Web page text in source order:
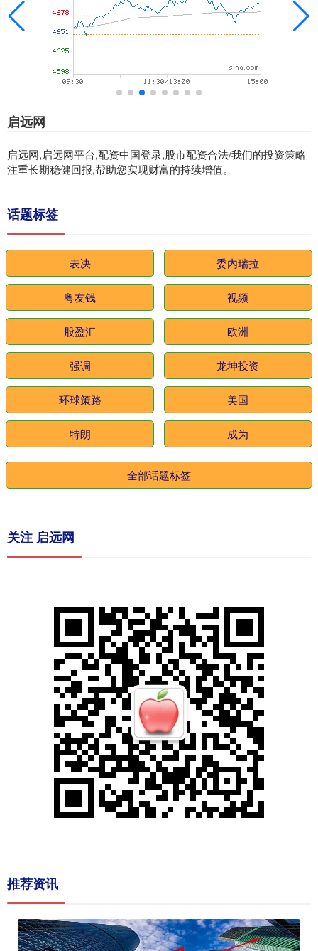
启远网
启远网,启远网平台,配资中国登录,股市配资合法/我们的投资策略
注重长期稳健回报,帮助您实现财富的持续增值。
话题标签
表决 委内瑞拉
粤友钱 视频
股盈汇 欧洲
强调 龙坤投资
环球策路 美国
特朗 成为
全部话题标签
关注 启远网
推荐资讯